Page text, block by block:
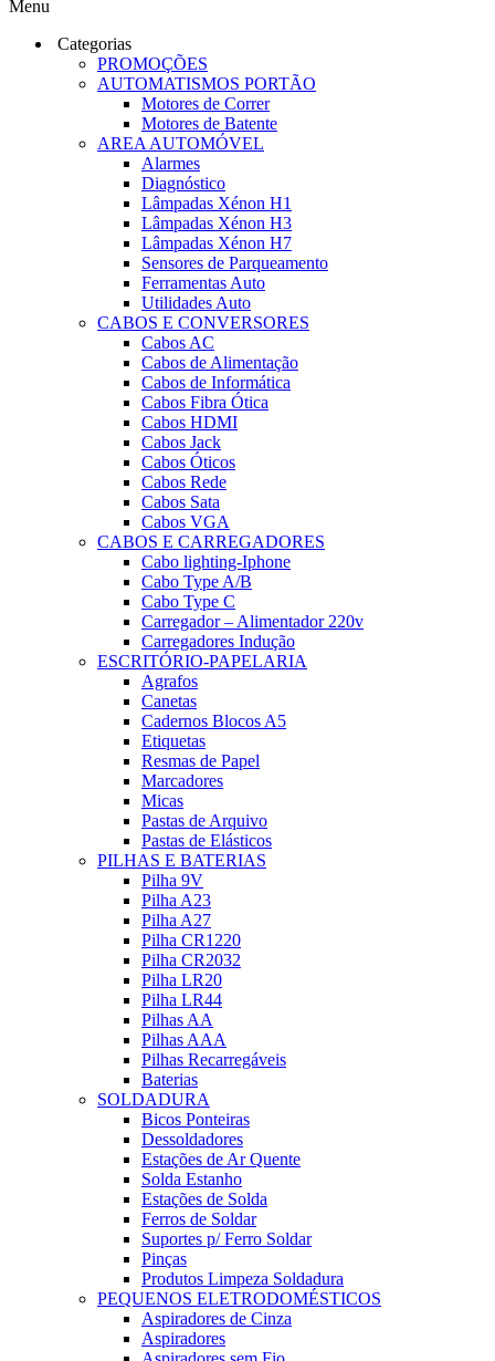
Menu
Categorias
PROMOÇÕES
AUTOMATISMOS PORTÃO
Motores de Correr
Motores de Batente
AREA AUTOMÓVEL
Alarmes
Diagnóstico
Lâmpadas Xénon H1
Lâmpadas Xénon H3
Lâmpadas Xénon H7
Sensores de Parqueamento
Ferramentas Auto
Utilidades Auto
CABOS E CONVERSORES
Cabos AC
Cabos de Alimentação
Cabos de Informática
Cabos Fibra Ótica
Cabos HDMI
Cabos Jack
Cabos Óticos
Cabos Rede
Cabos Sata
Cabos VGA
CABOS E CARREGADORES
Cabo lighting-Iphone
Cabo Type A/B
Cabo Type C
Carregador – Alimentador 220v
Carregadores Indução
ESCRITÓRIO-PAPELARIA
Agrafos
Canetas
Cadernos Blocos A5
Etiquetas
Resmas de Papel
Marcadores
Micas
Pastas de Arquivo
Pastas de Elásticos
PILHAS E BATERIAS
Pilha 9V
Pilha A23
Pilha A27
Pilha CR1220
Pilha CR2032
Pilha LR20
Pilha LR44
Pilhas AA
Pilhas AAA
Pilhas Recarregáveis
Baterias
SOLDADURA
Bicos Ponteiras
Dessoldadores
Estações de Ar Quente
Solda Estanho
Estações de Solda
Ferros de Soldar
Suportes p/ Ferro Soldar
Pinças
Produtos Limpeza Soldadura
PEQUENOS ELETRODOMÉSTICOS
Aspiradores de Cinza
Aspiradores